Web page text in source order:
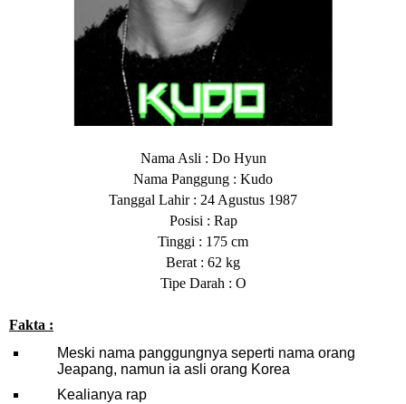
Nama Asli : Do Hyun
Nama Panggung : Kudo
Tanggal Lahir : 24 Agustus 1987
Posisi : Rap
Tinggi : 175 cm
Berat : 62 kg
Tipe Darah : O
Fakta :
Meski nama panggungnya seperti nama orang
Jeapang, namun ia asli orang Korea
Kealianya rap